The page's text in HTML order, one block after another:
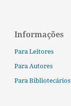
Informações
Para Leitores
Para Autores
Para Bibliotecários